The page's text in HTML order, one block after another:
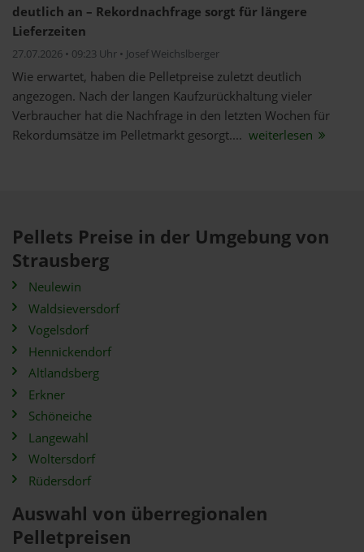
deutlich an – Rekordnachfrage sorgt für längere
Lieferzeiten
27.07.2026 • 09:23 Uhr • Josef Weichslberger
Wie erwartet, haben die Pelletpreise zuletzt deutlich
angezogen. Nach der langen Kaufzurückhaltung vieler
Verbraucher hat die Nachfrage in den letzten Wochen für
Rekordumsätze im Pelletmarkt gesorgt.... weiterlesen
Pellets Preise in der Umgebung von
Strausberg
Neulewin
Waldsieversdorf
Vogelsdorf
Hennickendorf
Altlandsberg
Erkner
Schöneiche
Langewahl
Woltersdorf
Rüdersdorf
Auswahl von überregionalen
Pelletpreisen